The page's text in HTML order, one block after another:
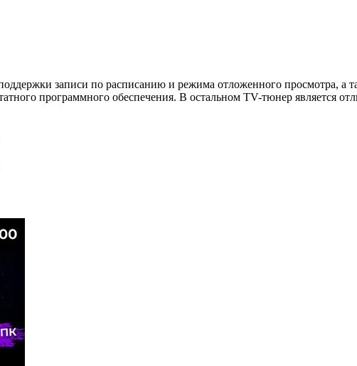
записи по расписанию и режима отложенного просмотра, а
программного обеспечения. В остальном TV-тюнер является